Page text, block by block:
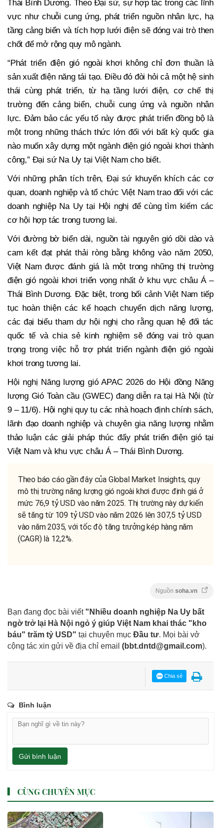
Thái Bình Dương. Theo Đại sứ, sự hợp tác trong các lĩnh
vực như chuỗi cung ứng, phát triển nguồn nhân lực, hạ
tầng cảng biển và tích hợp lưới điện sẽ đóng vai trò then
chốt để mở rộng quy mô ngành.
“Phát triển điện gió ngoài khơi không chỉ đơn thuần là
sản xuất điện năng tái tạo. Điều đó đòi hỏi cả một hệ sinh
thái cùng phát triển, từ hạ tầng lưới điện, cơ chế thị
trường đến cảng biển, chuỗi cung ứng và nguồn nhân
lực. Đảm bảo các yếu tố này được phát triển đồng bộ là
một trong những thách thức lớn đối với bất kỳ quốc gia
nào muốn xây dựng một ngành điện gió ngoài khơi thành
công,” Đại sứ Na Uy tại Việt Nam cho biết.
Với những phân tích trên, Đại sứ khuyến khích các cơ
quan, doanh nghiệp và tổ chức Việt Nam trao đổi với các
doanh nghiệp Na Uy tại Hội nghị để cùng tìm kiếm các
cơ hội hợp tác trong tương lai.
Với đường bờ biển dài, nguồn tài nguyên gió dồi dào và
cam kết đạt phát thải ròng bằng không vào năm 2050,
Việt Nam được đánh giá là một trong những thị trường
điện gió ngoài khơi triển vọng nhất ở khu vực châu Á –
Thái Bình Dương. Đặc biệt, trong bối cảnh Việt Nam tiếp
tục hoàn thiện các kế hoạch chuyển dịch năng lượng,
các đại biểu tham dự hội nghị cho rằng quan hệ đối tác
quốc tế và chia sẻ kinh nghiệm sẽ đóng vai trò quan
trọng trong việc hỗ trợ phát triển ngành điện gió ngoài
khơi trong tương lai.
Hội nghị Năng lượng gió APAC 2026 do Hội đồng Năng
lượng Gió Toàn cầu (GWEC) đang diễn ra tại Hà Nội (từ
9 – 11/6). Hội nghị quy tụ các nhà hoạch định chính sách,
lãnh đạo doanh nghiệp và chuyên gia năng lượng nhằm
thảo luận các giải pháp thúc đẩy phát triển điện gió tại
Việt Nam và khu vực châu Á – Thái Bình Dương.
Theo báo cáo gần đây của Global Market Insights, quy
mô thị trường năng lượng gió ngoài khơi được định giá ở
mức 76,9 tỷ USD vào năm 2025. Thị trường này dự kiến
sẽ tăng từ 109 tỷ USD vào năm 2026 lên 307,5 tỷ USD
vào năm 2035, với tốc độ tăng trưởng kép hàng năm
(CAGR) là 12,2%.
Nguồn soha.vn
Bạn đang đọc bài viết "Nhiều doanh nghiệp Na Uy bất
ngờ trở lại Hà Nội ngỏ ý giúp Việt Nam khai thác "kho
báu" trăm tỷ USD" tại chuyên mục Đầu tư. Mọi bài vở
cộng tác xin gửi về địa chỉ email (bbt.dntd@gmail.com).
Chia sẻ
Bình luận
Gửi bình luận
CÙNG CHUYÊN MỤC